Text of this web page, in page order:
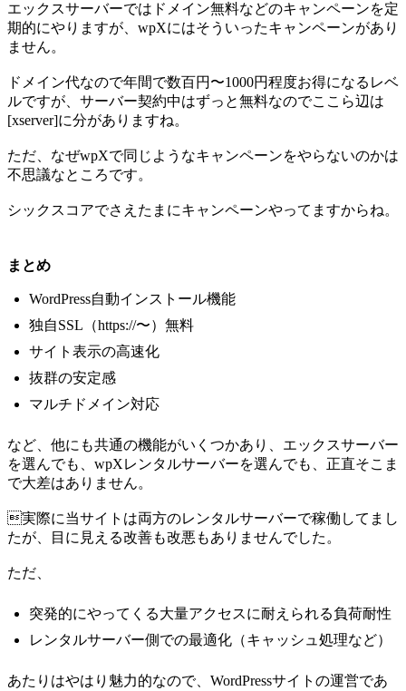
エックスサーバーではドメイン無料などのキャンペーンを定
期的にやりますが、wpXにはそういったキャンペーンがあり
ません。
ドメイン代なので年間で数百円〜1000円程度お得になるレベ
ルですが、サーバー契約中はずっと無料なのでここら辺は
[xserver]に分がありますね。
ただ、なぜwpXで同じようなキャンペーンをやらないのかは
不思議なところです。
シックスコアでさえたまにキャンペーンやってますからね。
まとめ
WordPress自動インストール機能
独自SSL（https://〜）無料
サイト表示の高速化
抜群の安定感
マルチドメイン対応
など、他にも共通の機能がいくつかあり、エックスサーバー
を選んでも、wpXレンタルサーバーを選んでも、正直そこま
で大差はありません。
実際に当サイトは両方のレンタルサーバーで稼働してまし
たが、目に見える改善も改悪もありませんでした。
ただ、
突発的にやってくる大量アクセスに耐えられる負荷耐性
レンタルサーバー側での最適化（キャッシュ処理など）
あたりはやはり魅力的なので、WordPressサイトの運営であ